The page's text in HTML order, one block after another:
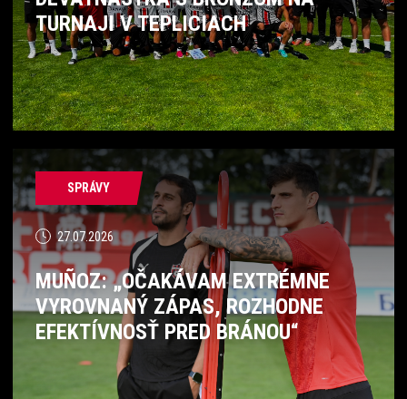
TURNAJI V TEPLICIACH
SPRÁVY
27.07.2026
MUÑOZ: „OČAKÁVAM EXTRÉMNE
VYROVNANÝ ZÁPAS, ROZHODNE
EFEKTÍVNOSŤ PRED BRÁNOU“